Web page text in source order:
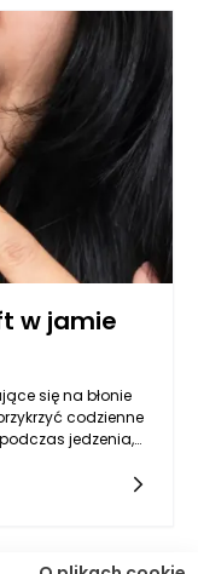
Automatyzacja
produkcji
ich
potrzebny na
na szybkość
Automatyzacja
niezwykle istotne
ma kluczowe
w jamie
się na błonie
codzienne
jedzenia,
pieczenie oraz
wiele sposobów